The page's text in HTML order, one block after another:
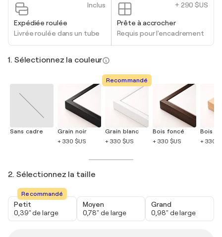
Inclus
Expédiée roulée
Livrée roulée dans un tube
+ 290 $US
Prête à accrocher
Requis pour l'encadrement
1. Sélectionnez la couleur
Sans cadre
Grain noir
+ 330 $US
Recommandé
Grain blanc
+ 330 $US
Bois foncé
+ 330 $US
Bois
+ 330
2. Sélectionnez la taille
Recommandé
Petit
0,39" de large
Moyen
0,78" de large
Grand
0,98" de large